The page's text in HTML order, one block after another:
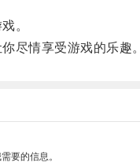
。
尽情享受游戏的乐趣。
要的信息。